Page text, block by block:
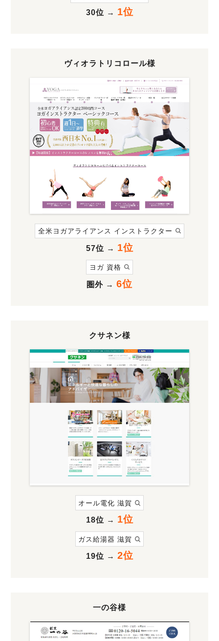
30位 → 1位
ヴィオラトリコロール様
全米ヨガアライアンス インストラクター
57位 → 1位
ヨガ 資格
圏外 → 6位
クサネン様
オール電化 滋賀
18位 → 1位
ガス給湯器 滋賀
19位 → 2位
一の谷様